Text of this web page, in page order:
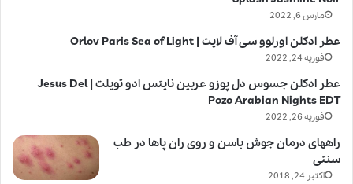
مارس 6, 2022
عطر ادکلن اورلوو سی آف لایت | Orlov Paris Sea of Light
فوریه 24, 2022
عطر ادکلن جسوس دل پوزو عربین نایتس ادو تویلت | Jesus Del
Pozo Arabian Nights EDT
فوریه 26, 2022
راههای درمان جوش باسن و روی ران پاها در طب
سنتی
اکتبر 24, 2018